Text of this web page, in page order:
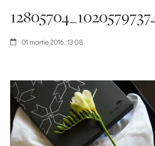
01 martie 2016, 13:08